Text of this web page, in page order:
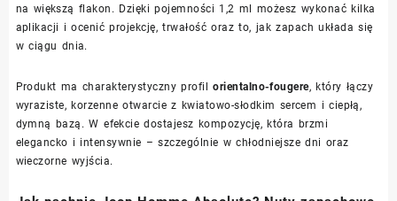
na większą flakon. Dzięki pojemności 1,2 ml możesz wykonać kilka
aplikacji i ocenić projekcję, trwałość oraz to, jak zapach układa się
w ciągu dnia.
Produkt ma charakterystyczny profilorientalno-fougere, który łączy
wyraziste, korzenne otwarcie z kwiatowo-słodkim sercem i ciepłą,
dymną bazą. W efekcie dostajesz kompozycję, która brzmi
elegancko i intensywnie – szczególnie w chłodniejsze dni oraz
wieczorne wyjścia.